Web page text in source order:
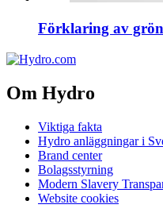
Förklaring av
Om Hydro
Viktiga fakta
Hydro anläggningar i
Brand center
Bolagsstyrning
Modern Slavery
Website cookies